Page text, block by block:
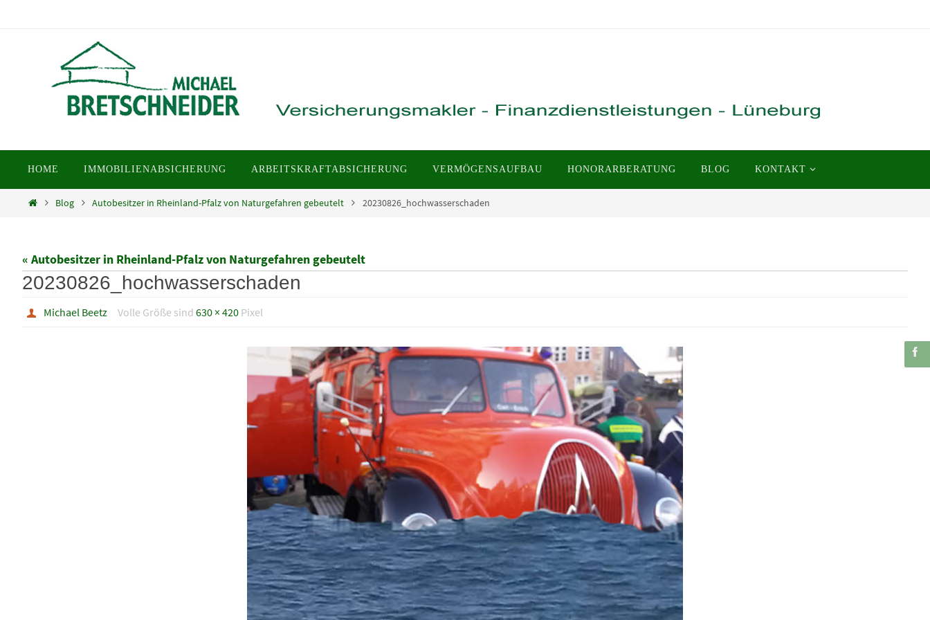
springen
HOME IMMOBILIENABSICHERUNG ARBEITSKRAFTABSICHERUNG VERMÖGENSAUFBAU HONORARBERATUNG BLOG KONTAKT
HomeBlog Autobesitzer in Rheinland-Pfalz von Naturgefahren gebeutelt 20230826_hochwasserschaden
« Autobesitzer in Rheinland-Pfalz von Naturgefahren gebeutelt
20230826_hochwasserschaden
Michael Beetz Volle Größe sind 630 × 420Pixel